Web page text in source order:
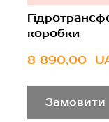
коробки
8 890,00
Замовити